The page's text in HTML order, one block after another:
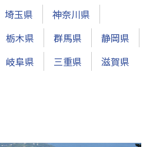
埼玉県
神奈川県
栃木県 群馬県
静岡県
岐阜県 三重県 滋賀県